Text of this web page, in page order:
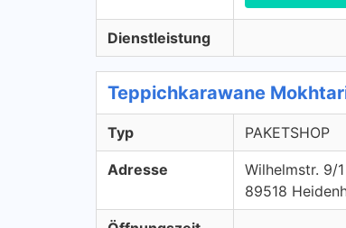
Dienstleistung
Teppichkarawane
Typ PAKETSHOP
Adresse
Wilhelmstr. 9/1
89518